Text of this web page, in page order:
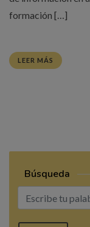
formación […]
LEER MÁS
Búsqueda